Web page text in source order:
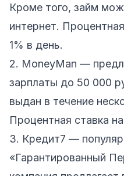
Кроме того, займ
интернет.
1% в день.
2. MoneyMan —
зарплаты до 50 000
выдан в течение
Процентная ставка
3. Кредит7 —
«Гарантированный